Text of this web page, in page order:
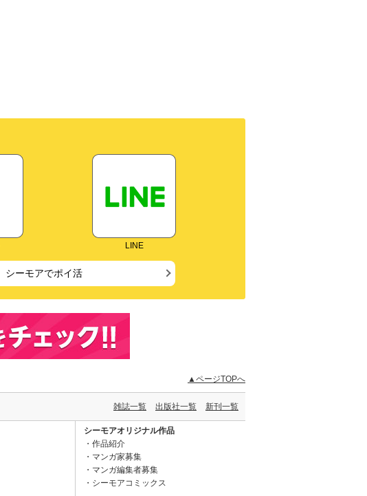
LINE
シーモアでポイ活
▲ページTOPへ
雑誌一覧 出版社一覧 新刊一覧
シーモアオリジナル作品
作品紹介
マンガ家募集
マンガ編集者募集
シーモアコミックス